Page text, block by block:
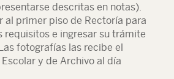
descritas en notas).
al primer piso de Rectoría para
requisitos e ingresar su trámite
fotografías las recibe el
y de Archivo al día